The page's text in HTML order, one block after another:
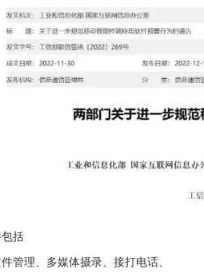
括
管理、多媒体摄录、接打电话、